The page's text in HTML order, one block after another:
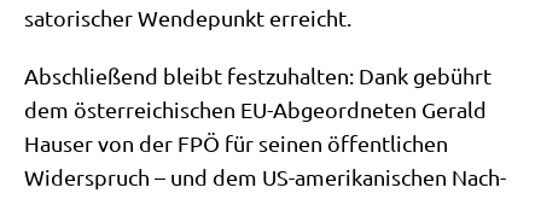
sa­to­ri­scher Wen­de­punkt erreicht.
Abschlie­ßend bleibt fest­zu­hal­ten: Dank gebührt
dem öster­rei­chi­schen EU-Abge­ord­ne­ten Gerald
Hau­ser von der FPÖ für sei­nen öffent­li­chen
Wider­spruch – und dem US-ame­ri­ka­ni­schen Nach­